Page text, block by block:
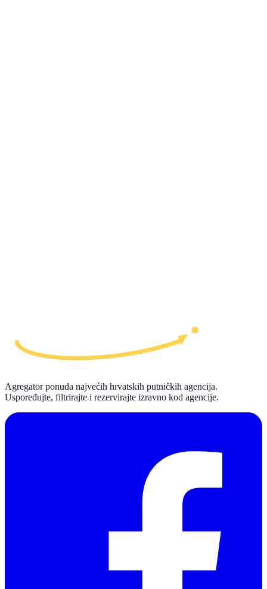
Agregator ponuda najvećih hrvatskih putničkih agencija.
Uspoređujte, filtrirajte i rezervirajte izravno kod agencije.